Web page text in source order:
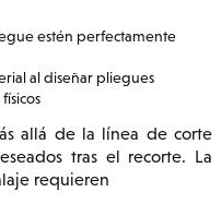
estén perfectamente
al diseñar pliegues
allá de la línea de corte
tras el recorte. La
requieren